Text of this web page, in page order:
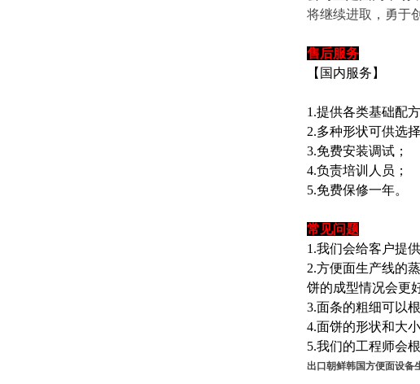
将继续进取，勇于
售后服务
【国内服务】
1.提供各类基础配方
2.多种形状可供选择
3.免费安装调试；
4.负责培训人员；
5.免费保修一年。
常见问题
1.我们会给客户提
2.方便面生产线的
饼的成型情况会更
3.面条的粗细可以
4.面饼的形状和大
5.我们的工程师会
出口朝鲜韩国方便面设备